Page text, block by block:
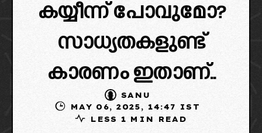
കയ്യീന്ന് പോവുമോ?
സാധ്യതകളുണ്ട്
കാരണം ഇതാണ്..
SANU
MAY 06, 2025, 14:47 IST
LESS 1 MIN READ